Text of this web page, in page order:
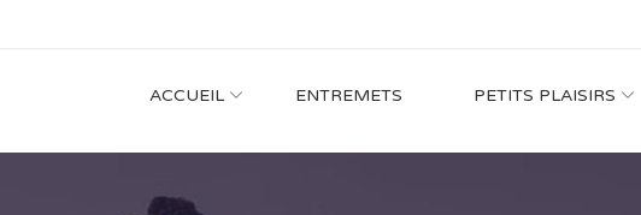
ACCUEIL ENTREMETS PETITS PLAISIRS